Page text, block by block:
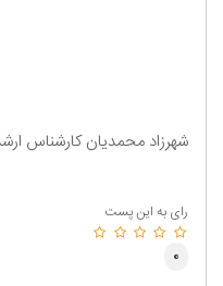
شهرزاد محمدیان کارشناس
رای به این پست
0